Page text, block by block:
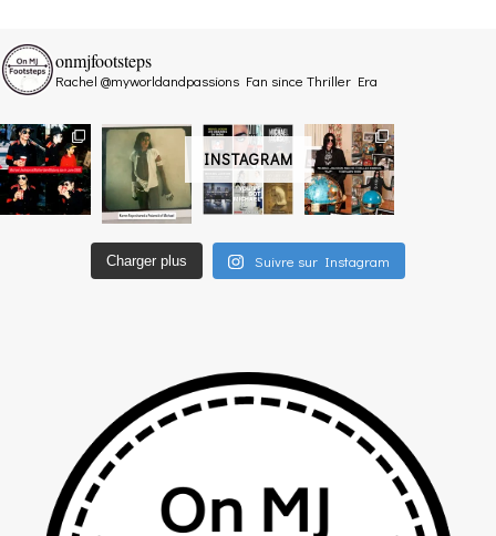
INSTAGRAM
onmjfootsteps
Rachel @myworldandpassions Fan since Thriller Era
Charger plus Suivre sur Instagram